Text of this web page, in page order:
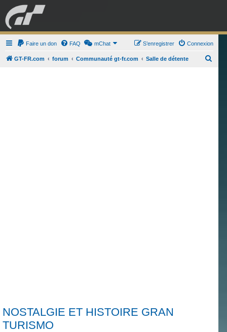
GRAN TURISMO FORUM
Faire un don FAQ mChat Connexion
S’enregistrer
GT-FR.com forum Communauté gt-fr.com Salle de détente
NOSTALGIE ET HISTOIRE GRAN
TURISMO